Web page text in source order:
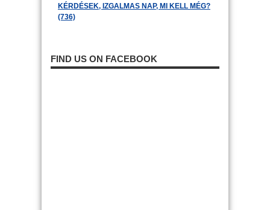
KÉRDÉSEK, IZGALMAS NAP, MI KELL MÉG?
(736)
FIND US ON FACEBOOK